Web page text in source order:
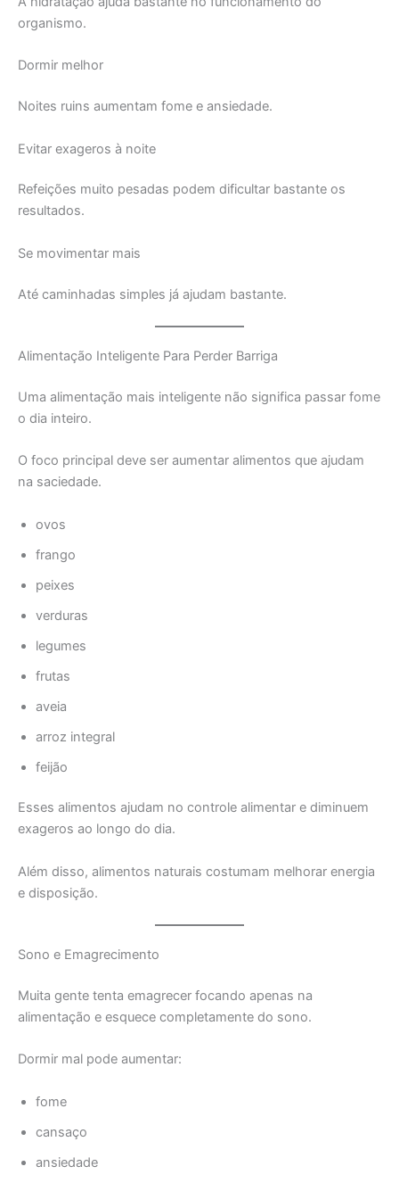
organismo.
Dormir melhor
Noites ruins aumentam fome e ansiedade.
Evitar exageros à noite
Refeições muito pesadas podem dificultar bastante os
resultados.
Se movimentar mais
Até caminhadas simples já ajudam bastante.
Alimentação Inteligente Para Perder Barriga
Uma alimentação mais inteligente não significa passar fome
o dia inteiro.
O foco principal deve ser aumentar alimentos que ajudam
na saciedade.
ovos
frango
peixes
verduras
legumes
frutas
aveia
arroz integral
feijão
Esses alimentos ajudam no controle alimentar e diminuem
exageros ao longo do dia.
Além disso, alimentos naturais costumam melhorar energia
e disposição.
Sono e Emagrecimento
Muita gente tenta emagrecer focando apenas na
alimentação e esquece completamente do sono.
Dormir mal pode aumentar:
fome
cansaço
ansiedade